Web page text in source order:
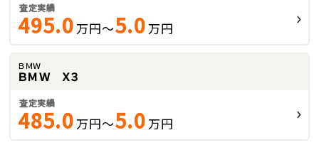
査定実績
495.0 万円～5.0 万円
ＢＭＷ
ＢＭＷ Ｘ３
査定実績
485.0 万円～5.0 万円